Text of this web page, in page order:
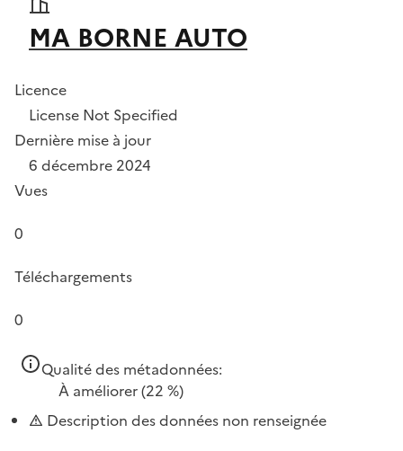
MA BORNE AUTO
Licence
License Not Specified
Dernière mise à jour
6 décembre 2024
Vues
0
Téléchargements
0
Qualité des métadonnées:
À améliorer(22 %)
Description des données non renseignée